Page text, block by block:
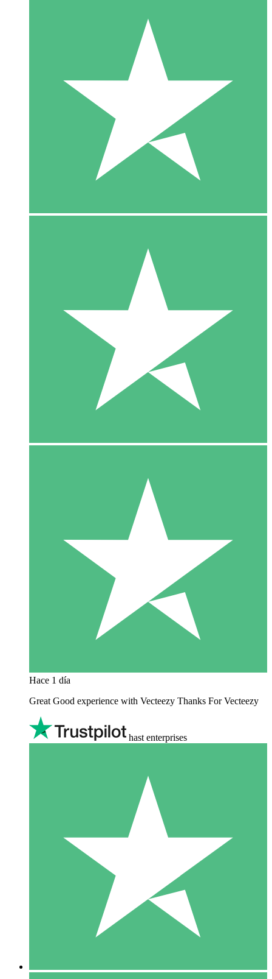
Hace 1 día
Great Good experience with Vecteezy Thanks For Vecteezy
hast enterprises